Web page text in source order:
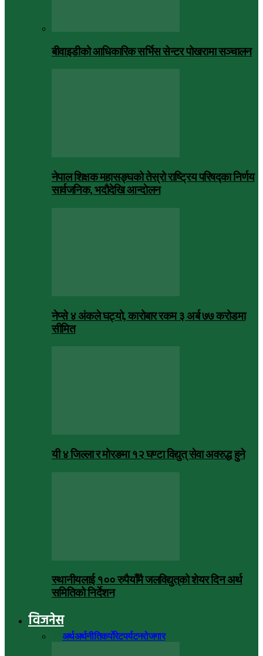
बीवाइडीको आधिकारिक सर्भिस सेन्टर पोखरामा सञ्चालन
नेपाल शिक्षक महासङ्घको तेस्रो राष्ट्रिय परिषद्का निर्णय
सार्वजनिक, भदाैदेखि आन्दाेलन
नेप्से ४ अंकले घट्यो, कारोबार रकम ३ अर्ब ७७ करोडमा
सीमित
यी ४ जिल्ला र मोरङमा १२ घण्टा विद्युत् सेवा अवरुद्ध हुने
स्थानीयलाई १०० रुपैयाँमै जलविद्युत्‌को शेयर दिन अर्थ
समितिको निर्देशन
विजनेस
अर्थअर्थनीतिकर्पोरेटपर्यटनरोजगार